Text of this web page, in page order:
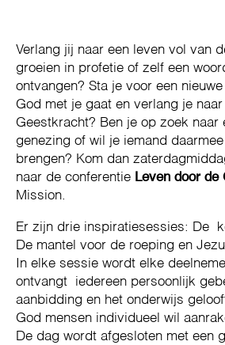
Verlang jij naar een leven vol van
groeien in profetie of zelf een
ontvangen? Sta je voor een
God met je gaat en verlang je
Geestkracht? Ben je op zoek naar
genezing of wil je iemand
brengen? Kom dan
naar de conferentie Leven door de
Mission.
Er zijn drie inspiratiesessies: De
De mantel voor de roeping en
In elke sessie wordt elke
ontvangt iedereen persoonlijk
aanbidding en het onderwijs
God mensen individueel wil
De dag wordt afgesloten met een